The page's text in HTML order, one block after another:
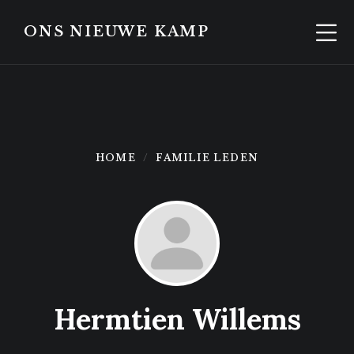
content
footerONS NIEUWE KAMP
HOME FAMILIE LEDEN
Hermtien Willems